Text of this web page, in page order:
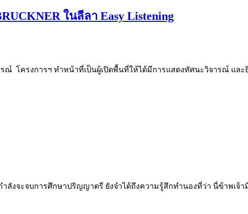
ในลีลา Easy Listening
ารณ์ โครงการฯ ทำหน้าที่เป็นผู้เปิดพื้นที่ให้ได้มีการแสดงทัศนะวิจารณ์ แล
จะจบการศึกษาปริญญาตรี ยังจำได้ถึงความรู้สึกทำนองที่ว่า นี่ข้าพเจ้า